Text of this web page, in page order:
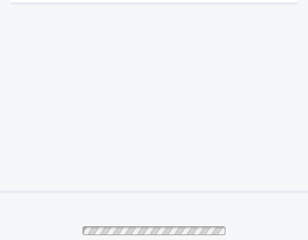
Yerel